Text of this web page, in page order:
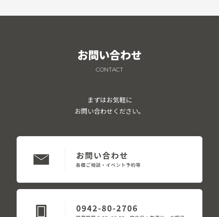
お問い合わせ
CONTACT
まずはお気軽に
お問い合わせください。